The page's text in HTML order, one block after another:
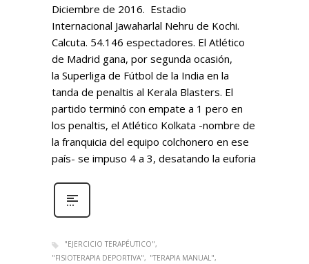
Diciembre de 2016. Estadio
Internacional Jawaharlal Nehru de Kochi.
Calcuta. 54.146 espectadores. El Atlético
de Madrid gana, por segunda ocasión,
la Superliga de Fútbol de la India en la
tanda de penaltis al Kerala Blasters. El
partido terminó con empate a 1 pero en
los penaltis, el Atlético Kolkata -nombre de
la franquicia del equipo colchonero en ese
país- se impuso 4 a 3, desatando la euforia
"EJERCICIO TERAPÉUTICO"
"FISIOTERAPIA DEPORTIVA"
"TERAPIA MANUAL"